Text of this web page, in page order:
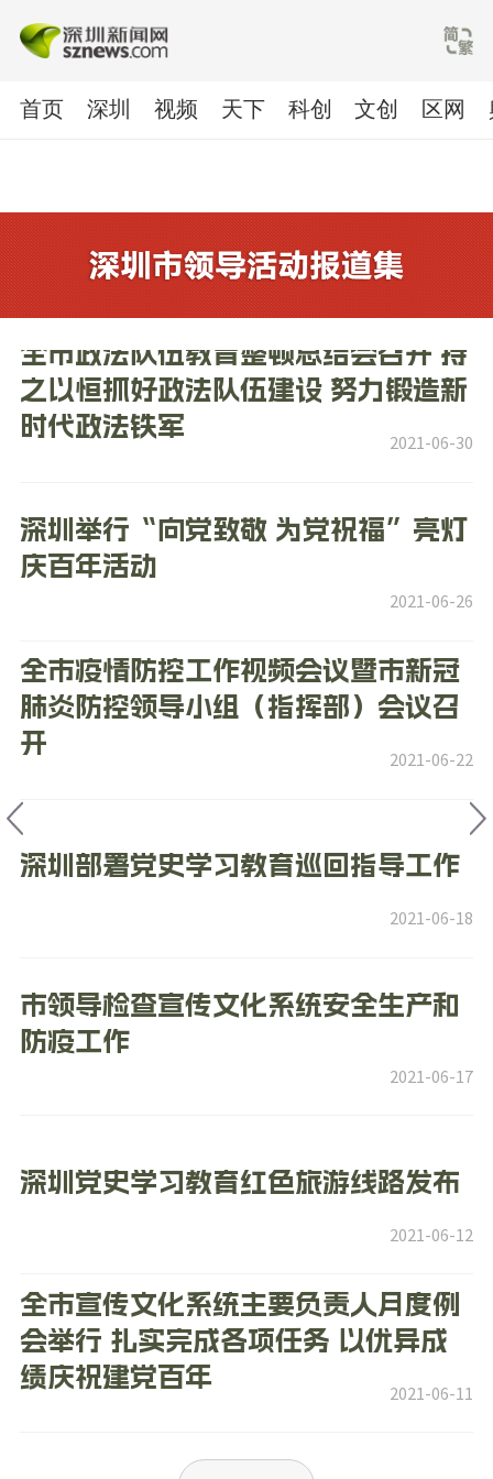
首页 深圳 视频 天下 科创 文创 区网
2021-06-30
全市政法队伍教育整顿总结会召开 持
之以恒抓好政法队伍建设 努力锻造新
时代政法铁军
2021-06-26
深圳举行“向党致敬 为党祝福”亮灯
庆百年活动
2021-06-22
全市疫情防控工作视频会议暨市新冠
肺炎防控领导小组（指挥部）会议召
开
2021-06-18
深圳部署党史学习教育巡回指导工作
2021-06-17
市领导检查宣传文化系统安全生产和
防疫工作
2021-06-12
深圳党史学习教育红色旅游线路发布
2021-06-11
全市宣传文化系统主要负责人月度例
会举行 扎实完成各项任务 以优异成
绩庆祝建党百年